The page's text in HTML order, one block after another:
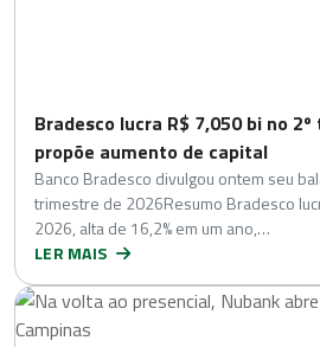
Bradesco lucra R$ 7,050 bi no
propõe aumento de capital
Banco Bradesco divulgou ontem seu
trimestre de 2026Resumo Bradesco
2026, alta de 16,2% em um ano,…
LER MAIS